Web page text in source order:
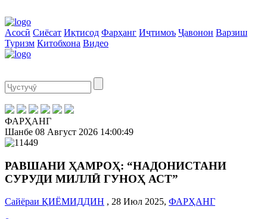
Асосӣ Сиёсат Иқтисод Фарҳанг Иҷтимоъ Ҷавонон Варзиш
Туризм Китобхона Видео
ФАРҲАНГ
Шанбе 08 Август 2026 14:00:49
РАВШАНИ ҲАМРОҲ: “НАДОНИСТАНИ
СУРУДИ МИЛЛӢ ГУНОҲ АСТ”
Сайёраи ҚИЁМИДДИН , 28 Июл 2025, ФАРҲАНГ